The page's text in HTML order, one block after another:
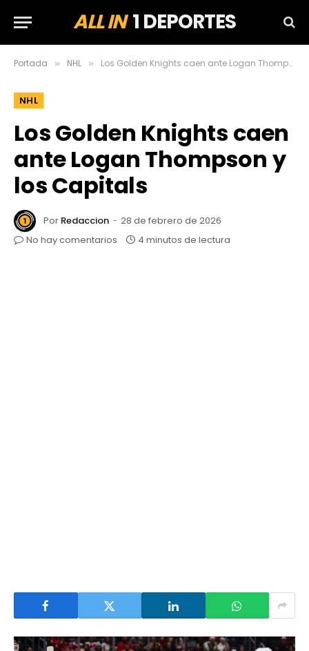
ALL IN1 DEPORTES
Portada » NHL » Los Golden Knights caen ante Logan Thompson y los Capitals
NHL
Los Golden Knights caen
ante Logan Thompson y
los Capitals
Por Redaccion
28 de febrero de 2026
No hay comentarios
4 minutos de lectura